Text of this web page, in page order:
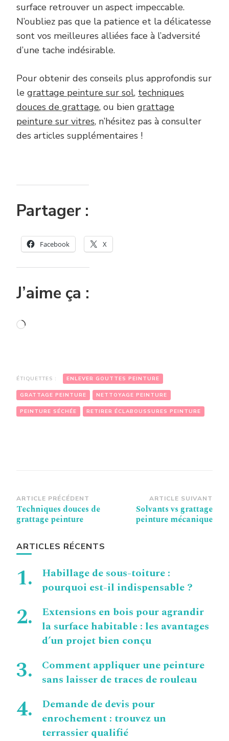
surface retrouver un aspect impeccable.
N’oubliez pas que la patience et la délicatesse
sont vos meilleures alliées face à l’adversité
d’une tache indésirable.
Pour obtenir des conseils plus approfondis sur
le grattage peinture sur sol, techniques
douces de grattage, ou bien grattage
peinture sur vitres, n’hésitez pas à consulter
des articles supplémentaires !
Partager :
Facebook X
J’aime ça :
Chargement…
ÉTIQUETTES : ENLEVER GOUTTES PEINTURE
GRATTAGE PEINTURE NETTOYAGE PEINTURE
PEINTURE SÉCHÉE RETIRER ÉCLABOUSSURES PEINTURE
Navigation
d’article
ARTICLE PRÉCÉDENT
Techniques douces de
grattage peinture
ARTICLE SUIVANT
Solvants vs grattage
peinture mécanique
ARTICLES RÉCENTS
Habillage de sous-toiture :
pourquoi est-il indispensable ?
Extensions en bois pour agrandir
la surface habitable : les avantages
d’un projet bien conçu
Comment appliquer une peinture
sans laisser de traces de rouleau
Demande de devis pour
enrochement : trouvez un
terrassier qualifié